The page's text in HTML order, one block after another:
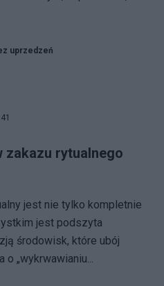
uprzedzeń
zakazu rytualnego
jest nie tylko kompletnie
jest podszyta
środowisk, które ubój
o „wykrwawianiu...